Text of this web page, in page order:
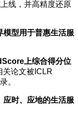
线，并高精度还原
模型用于普惠生活服
上综合得分位
关论文被ICLR
。
应时、应地的生活服